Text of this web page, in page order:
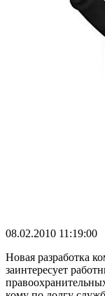
08.02.2010 11:19:00
Новая разработка
заинтересует